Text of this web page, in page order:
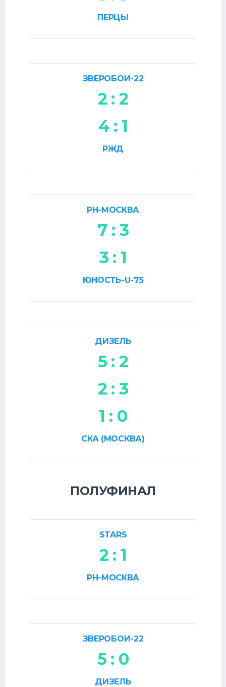
ПЕРЦЫ
ЗВЕРОБОИ-22
2 : 2
4 : 1
РЖД
РН-МОСКВА
7 : 3
3 : 1
ЮНОСТЬ-U-75
ДИЗЕЛЬ
5 : 2
2 : 3
1 : 0
СКА (МОСКВА)
ПОЛУФИНАЛ
STARS
2 : 1
РН-МОСКВА
ЗВЕРОБОИ-22
5 : 0
ДИЗЕЛЬ